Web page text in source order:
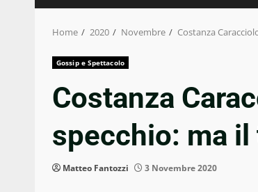
Home 2020 Novembre Costanza
Gossip e Spettacolo
Costanza
specchio: ma
Matteo Fantozzi 3 Novembre 2020